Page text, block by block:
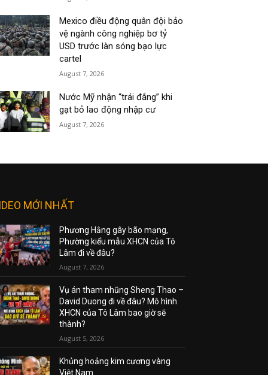
Mexico điều động quân đội bảo
vệ ngành công nghiệp bơ tỷ
USD trước làn sóng bạo lực
cartel
August 7, 2026
Nước Mỹ nhận “trái đắng” khi
gạt bỏ lao động nhập cư
August 7, 2026
MỚI NHẤT
Phương Hằng gây bão mạng,
Phường kiểu mẫu XHCN của Tô
Lâm đi về đâu?
August 7, 2026
Vụ án tham nhũng Sheng Thao –
David Duong đi về đâu? Mô hình
XHCN của Tô Lâm bao giờ sẽ
thành?
August 5, 2026
Khủng hoảng kim cương vàng
Việt Nam